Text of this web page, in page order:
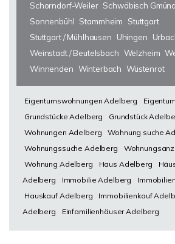
Schorndorf-Weiler Schwäbisch Gmünd
Sonnenbühl Stammheim
Stuttgart
Stuttgart / Mühlhausen
Uhingen
Weinstadt / Beutelsbach Welzheim
Winnenden Winterbach Wüstenrot
Eigentumswohnungen Adelberg
Grundstücke Adelberg
Grundstück
Wohnungen Adelberg
Wohnung suche
Wohnungssuche Adelberg
Wohnung Adelberg
Haus Adelberg
Adelberg
Immobilie Adelberg
Hauskauf Adelberg
Immobilienkauf
Adelberg
Einfamilienhäuser Adelberg